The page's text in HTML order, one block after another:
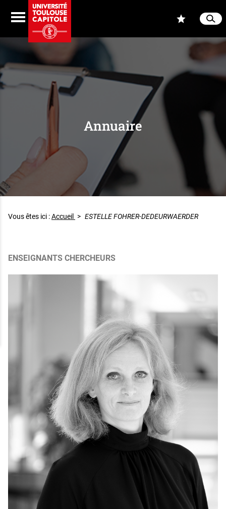
Menu
Annuaire
Vous êtes ici :Accueil > ESTELLE FOHRER-DEDEURWAERDER
ENSEIGNANTS CHERCHEURS